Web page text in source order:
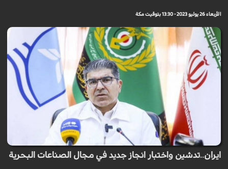
الأربعاء 26 يوليو 2023 - 13:30 بتوقيت مكة
ايران..تدشين واختبار انجاز جديد في مجال الصناعات البحرية